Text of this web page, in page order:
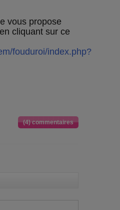
vous propose
cliquant sur ce
fouduroi/index.php?
(4) commentaires